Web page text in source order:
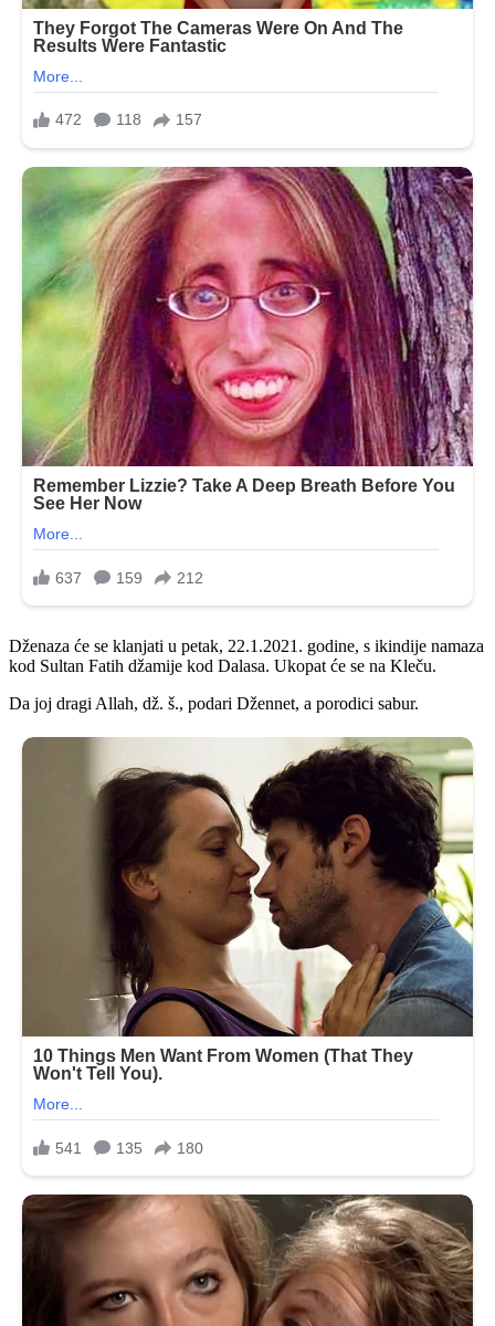
Dženaza će se klanjati u petak, 22.1.2021. godine, s ikindije namaza
kod Sultan Fatih džamije kod Dalasa. Ukopat će se na Kleču.
Da joj dragi Allah, dž. š., podari Džennet, a porodici sabur.